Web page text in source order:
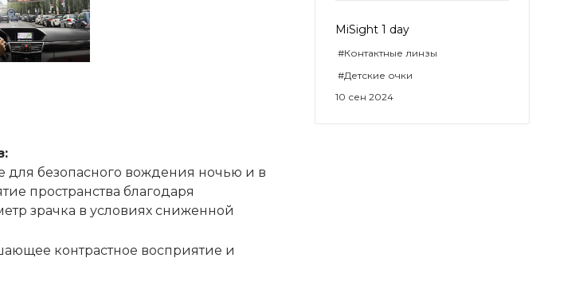
MiSight 1 day
#Контактные линзы
#Детские очки
10 сен 2024
для безопасного вождения ночью и в
пространства благодаря
зрачка в условиях сниженной
контрастное восприятие и